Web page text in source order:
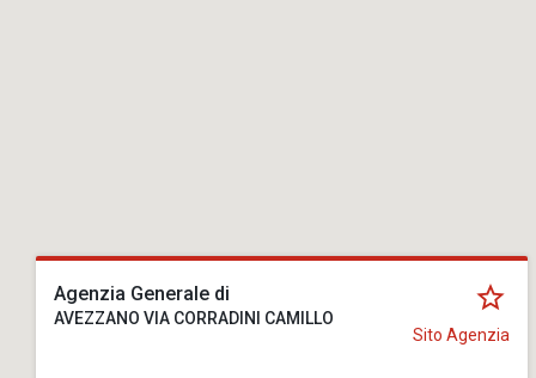
Agenzia Generale di
AVEZZANO VIA CORRADINI CAMILLO
Sito Agenzia